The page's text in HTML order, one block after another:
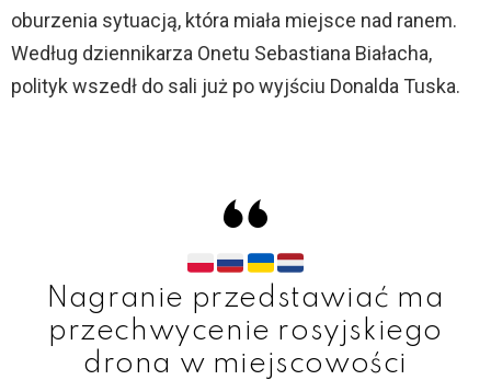
oburzenia sytuacją, która miała miejsce nad ranem.
Według dziennikarza Onetu Sebastiana Białacha,
polityk wszedł do sali już po wyjściu Donalda Tuska.
Nagranie przedstawiać ma
przechwycenie rosyjskiego
drona w miejscowości